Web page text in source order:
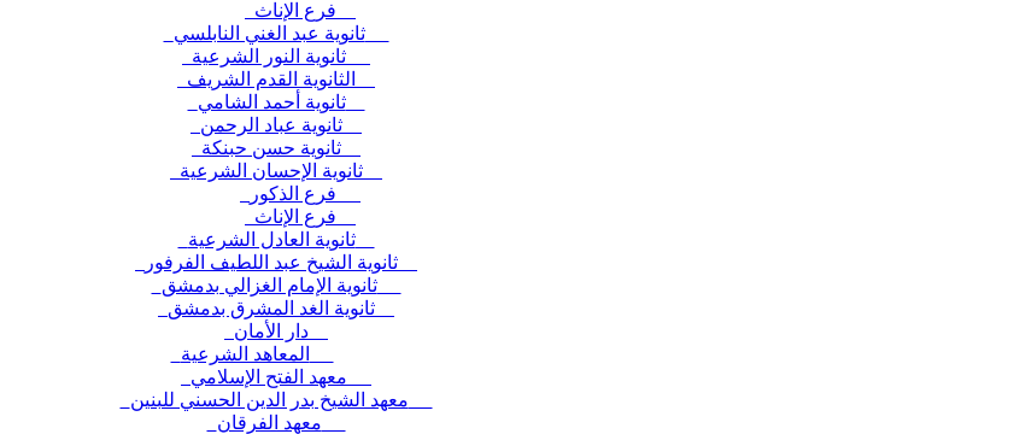
ثانوية عبد الغني النابلسي
ثانوية أحمد الشامي
ثانوية العادل الشرعية
ثانوية الإمام الغزالي بدمشق